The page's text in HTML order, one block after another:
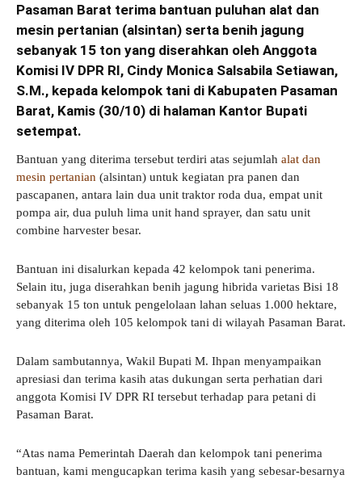
Pasaman Barat terima bantuan puluhan alat dan
mesin pertanian (alsintan) serta benih jagung
sebanyak 15 ton yang diserahkan oleh Anggota
Komisi IV DPR RI, Cindy Monica Salsabila Setiawan,
S.M., kepada kelompok tani di Kabupaten Pasaman
Barat, Kamis (30/10) di halaman Kantor Bupati
setempat.
Bantuan yang diterima tersebut terdiri atas sejumlah alat dan
mesin pertanian (alsintan) untuk kegiatan pra panen dan
pascapanen, antara lain dua unit traktor roda dua, empat unit
pompa air, dua puluh lima unit hand sprayer, dan satu unit
combine harvester besar.
Bantuan ini disalurkan kepada 42 kelompok tani penerima.
Selain itu, juga diserahkan benih jagung hibrida varietas Bisi 18
sebanyak 15 ton untuk pengelolaan lahan seluas 1.000 hektare,
yang diterima oleh 105 kelompok tani di wilayah Pasaman Barat.
Dalam sambutannya, Wakil Bupati M. Ihpan menyampaikan
apresiasi dan terima kasih atas dukungan serta perhatian dari
anggota Komisi IV DPR RI tersebut terhadap para petani di
Pasaman Barat.
“Atas nama Pemerintah Daerah dan kelompok tani penerima
bantuan, kami mengucapkan terima kasih yang sebesar-besarnya